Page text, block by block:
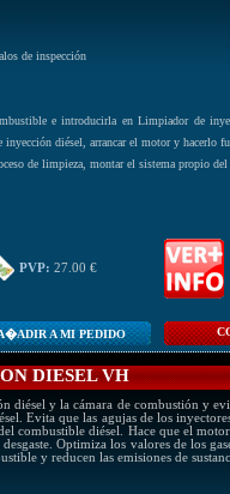
de inspección
e introducirla en Limpiador de
diésel, arrancar el motor y hacerlo
de limpieza, montar el sistema propio
PVP: 27.00 €
A MI PEDIDO
DIESEL VH
diésel y la cámara de combustión y
Evita que las agujas de los
combustible diésel. Hace que el
Optimiza los valores de los
y reducen las emisiones de